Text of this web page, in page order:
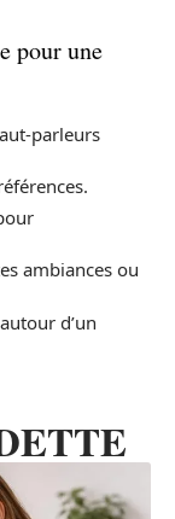
pour une
parleurs
ambiances ou
d’un